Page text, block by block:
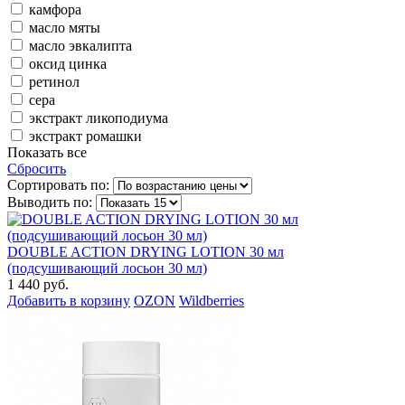
камфора
масло мяты
масло эвкалипта
оксид цинка
ретинол
сера
экстракт ликоподиума
экстракт ромашки
Показать все
Сбросить
Сортировать по:
Выводить по:
DOUBLE ACTION DRYING LOTION 30 мл
(подсушивающий лосьон 30 мл)
1 440 руб.
Добавить в корзину OZON Wildberries